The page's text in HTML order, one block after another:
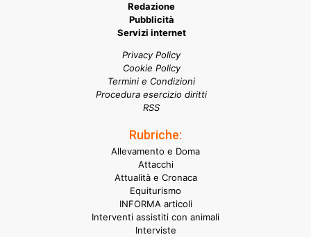
Redazione
Pubblicità
Servizi internet
Privacy Policy
Cookie Policy
Termini e Condizioni
Procedura esercizio diritti
RSS
Rubriche:
Allevamento e Doma
Attacchi
Attualità e Cronaca
Equiturismo
INFORMA articoli
Interventi assistiti con animali
Interviste